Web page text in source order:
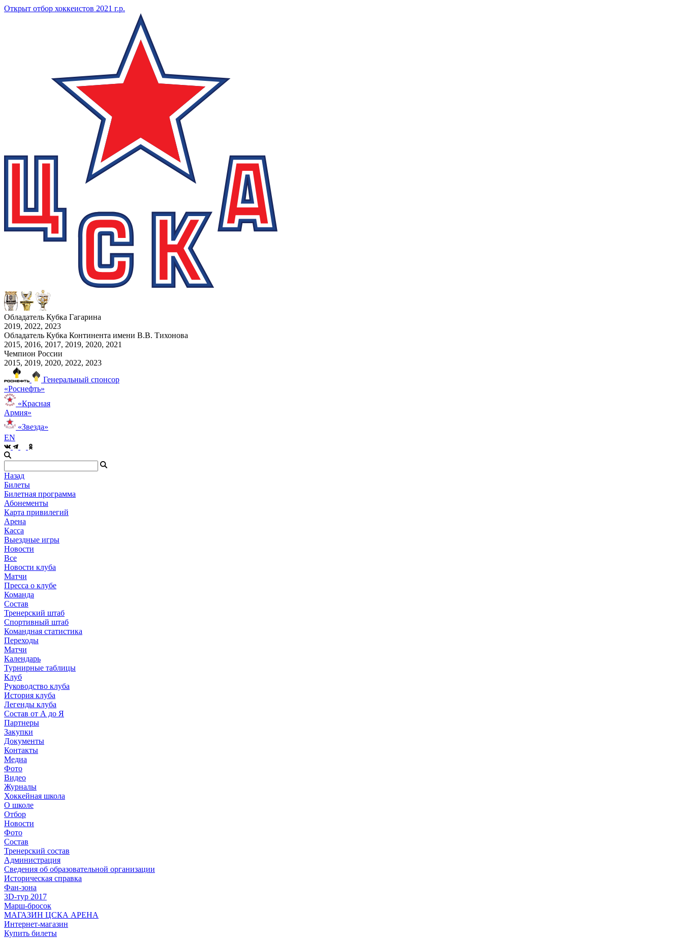
Открыт отбор хоккеистов 2021 г.р.
Обладатель Кубка Гагарина
2019, 2022, 2023
Обладатель Кубка Континента имени В.В. Тихонова
2015, 2016, 2017, 2019, 2020, 2021
Чемпион России
2015, 2019, 2020, 2022, 2023
Генеральный спонсор
«Роснефть»
«Красная
Армия»
«Звезда»
EN
Назад
Билеты
Билетная программа
Абонементы
Карта привилегий
Арена
Касса
Выездные игры
Новости
Все
Новости клуба
Матчи
Пресса о клубе
Команда
Состав
Тренерский штаб
Спортивный штаб
Командная статистика
Переходы
Матчи
Календарь
Турнирные таблицы
Клуб
Руководство клуба
История клуба
Легенды клуба
Состав от А до Я
Партнеры
Закупки
Документы
Контакты
Медиа
Фото
Видео
Журналы
Хоккейная школа
О школе
Отбор
Новости
Фото
Состав
Тренерский состав
Администрация
Сведения об образовательной организации
Историческая справка
Фан-зона
3D-тур 2017
Марш-бросок
МАГАЗИН ЦСКА АРЕНА
Интернет-магазин
Купить билеты